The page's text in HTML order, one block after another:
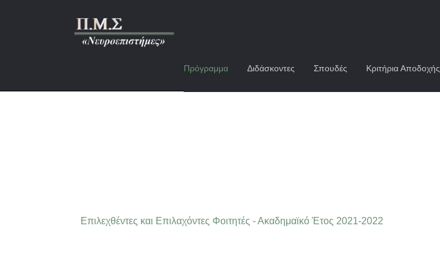
Πρόγραμμα Διδάσκοντες Σπουδές Κριτήρια Αποδοχής
Επιλεχθέντες και Επιλαχόντες Φοιτητές - Ακαδημαϊκό Έτος 2021-2022